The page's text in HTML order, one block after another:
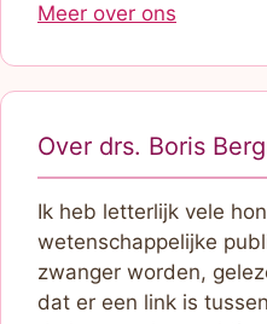
Meer over ons
Over drs. Boris
Ik heb letterlijk vele
wetenschappelijke
zwanger worden,
dat er een link is